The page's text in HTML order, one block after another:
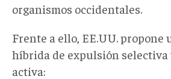
organismos occidentales.
Frente a ello, EE.UU. propone
híbrida de expulsión
activa: